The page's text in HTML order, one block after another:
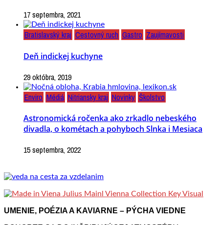
17 septembra, 2021
Bratislavský kraj Cestovný ruch Gastro Zaujímavosti
Deň indickej kuchyne
29 októbra, 2019
Enviro Médiá Nitriansky kraj Novinky Školstvo
Astronomická ročenka ako zrkadlo nebeského
divadla, o kométach a pohyboch Slnka i Mesiaca
15 septembra, 2022
UMENIE, POÉZIA A KAVIARNE – PÝCHA VIEDNE